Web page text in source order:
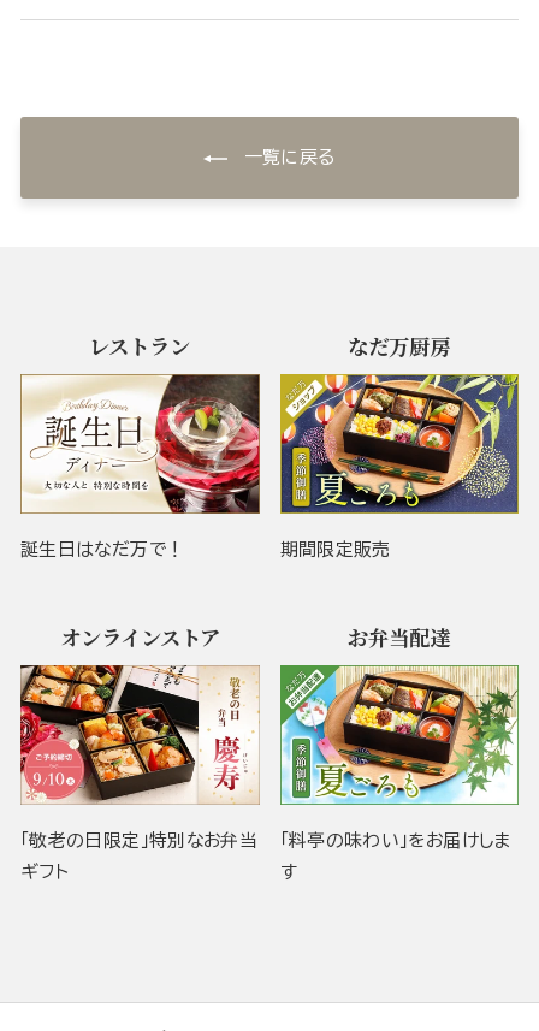
一覧に戻る
レストラン
誕生日はなだ万で！
なだ万厨房
期間限定販売
オンラインストア
「敬老の日限定」特別なお弁当
ギフト
お弁当配達
「料亭の味わい」をお届けしま
す